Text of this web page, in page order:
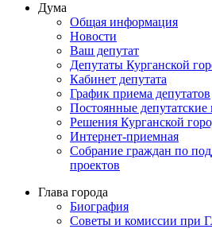
Дума
Общая информация
Новости
Ваш депутат
Депутаты Курганской
Кабинет депутата
График приема депутатов
Постоянные депутатские
Решения Курганской
Интернет-приемная
Собрание граждан по
проектов
Глава города
Биография
Советы и комиссии при